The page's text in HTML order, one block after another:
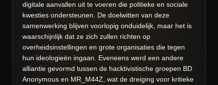
digitale aanvallen uit te voeren die politieke en sociale
kwesties ondersteunen. De doelwitten van deze
samenwerking blijven voorlopig onduidelijk, maar het is
waarschijnlijk dat ze zich zullen richten op
overheidsinstellingen en grote organisaties die tegen
hun ideologieën ingaan. Eveneens werd een andere
alliantie gevormd tussen de hacktivistische groepen BD
Anonymous en MR_M44Z, wat de dreiging voor kritieke